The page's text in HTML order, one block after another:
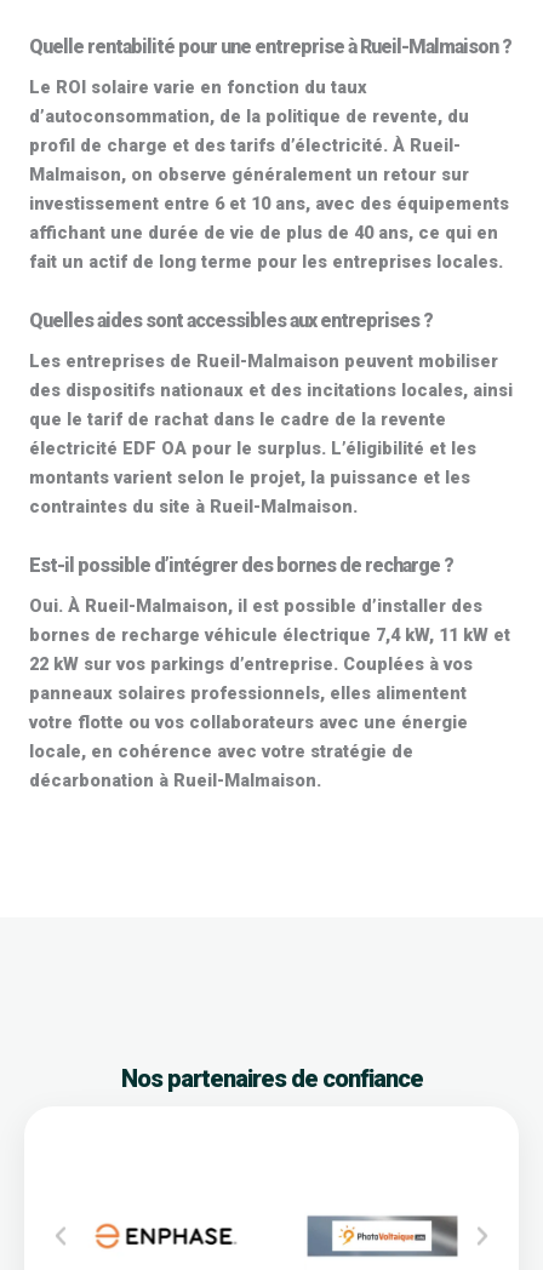
Quelle rentabilité pour une entreprise à Rueil-Malmaison ?
Le ROI solaire varie en fonction du taux
d’autoconsommation, de la politique de revente, du
profil de charge et des tarifs d’électricité. À Rueil-
Malmaison, on observe généralement un retour sur
investissement entre 6 et 10 ans, avec des équipements
affichant une durée de vie de plus de 40 ans, ce qui en
fait un actif de long terme pour les entreprises locales.
Quelles aides sont accessibles aux entreprises ?
Les entreprises de Rueil-Malmaison peuvent mobiliser
des dispositifs nationaux et des incitations locales, ainsi
que le tarif de rachat dans le cadre de la revente
électricité EDF OA pour le surplus. L’éligibilité et les
montants varient selon le projet, la puissance et les
contraintes du site à Rueil-Malmaison.
Est-il possible d’intégrer des bornes de recharge ?
Oui. À Rueil-Malmaison, il est possible d’installer des
bornes de recharge véhicule électrique 7,4 kW, 11 kW et
22 kW sur vos parkings d’entreprise. Couplées à vos
panneaux solaires professionnels, elles alimentent
votre flotte ou vos collaborateurs avec une énergie
locale, en cohérence avec votre stratégie de
décarbonation à Rueil-Malmaison.
Nos partenaires de confiance